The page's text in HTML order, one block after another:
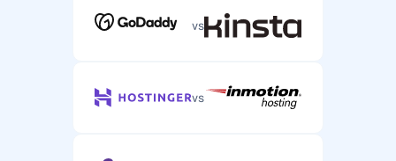
vs
vs